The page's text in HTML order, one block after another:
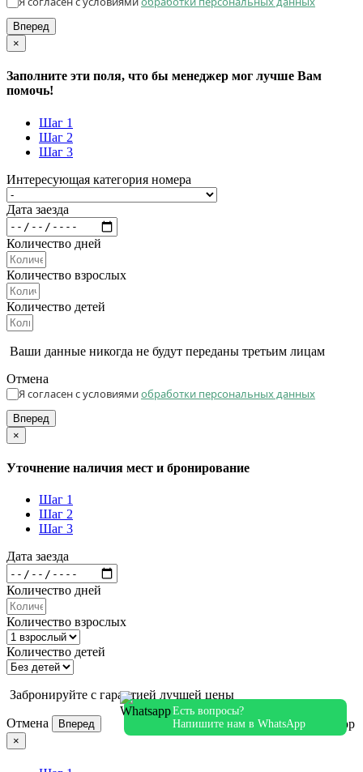
Вперед
×
Заполните эти поля, что бы менеджер мог лучше Вам
помочь!
Шаг 1
Шаг 2
Шаг 3
Интересующая категория номера
Дата заезда
Количество дней
Количество взрослых
Количество детей
Ваши данные никогда не будут переданы третьим лицам
Отмена
Я согласен с условиямиобработки персональных данных
Вперед
×
Уточнение наличия мест и бронирование
Шаг 1
Шаг 2
Шаг 3
Дата заезда
Количество дней
Количество взрослых
Количество детей
Забронируйте с гарантией лучшей цены
Отмена
Вперед
×
Есть вопросы?
Напишите нам в WhatsApp